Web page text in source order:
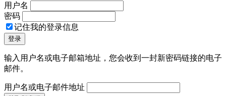
用户名
密码
记住我的登录信息
输入用户名或电子邮箱地址，您会收到一封新密码链接的电子
邮件。
用户名或电子邮件地址